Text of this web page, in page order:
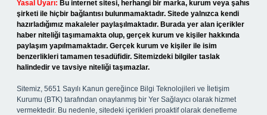
Yasal Uyarı: Bu internet sitesi, herhangi bir marka, kurum veya şahıs
şirketi ile hiçbir bağlantısı bulunmamaktadır. Sitede yalnızca kendi
hazırladığımız makaleler paylaşılmaktadır. Burada yer alan içerikler
haber niteliği taşımamakta olup, gerçek kurum ve kişiler hakkında
paylaşım yapılmamaktadır. Gerçek kurum ve kişiler ile isim
benzerlikleri tamamen tesadüfidir. Sitemizdeki bilgiler taslak
halindedir ve tavsiye niteliği taşımazlar.
Sitemiz, 5651 Sayılı Kanun gereğince Bilgi Teknolojileri ve İletişim
Kurumu (BTK) tarafından onaylanmış bir Yer Sağlayıcı olarak hizmet
vermektedir. Bu nedenle, sitedeki içerikleri proaktif olarak denetleme